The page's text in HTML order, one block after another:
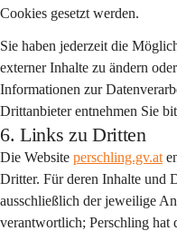
Cookies gesetzt werden.
Sie haben jederzeit die
externer Inhalte zu ändern
Informationen zur
Drittanbieter entnehmen Sie
6. Links zu Dritten
Die Website perschling.gv.at
Dritter. Für deren Inhalte und
ausschließlich der jeweilige
verantwortlich; Perschling hat